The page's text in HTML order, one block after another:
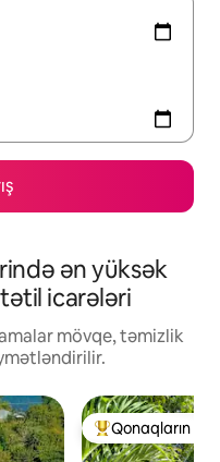
ən yüksək
icarələri
mövqe, təmizlik
Populyar
Qonaqların